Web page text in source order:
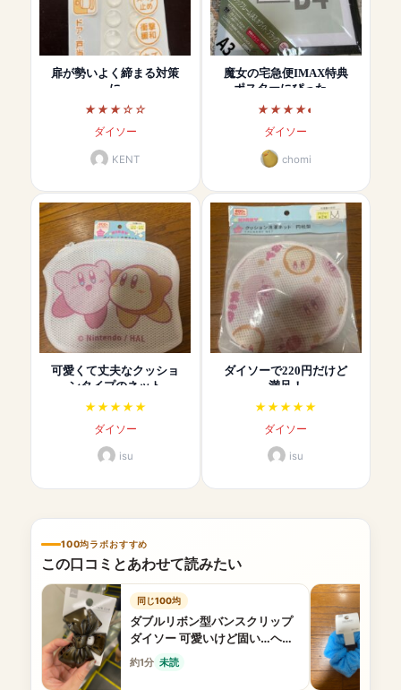
扉が勢いよく締まる対策
に
ダイソー
KENT
魔女の宅急便IMAX特典
ポスターにぴった…
ダイソー
chomi
可愛くて丈夫なクッショ
ンタイプのネット
ダイソー
isu
ダイソーで220円だけど
満足！
ダイソー
isu
100均ラボおすすめ
この口コミとあわせて読みたい
同じ100均
ダブルリボン型バンスクリップ
ダイソー 可愛いけど固い…ヘア
クリップ
約1分 未読